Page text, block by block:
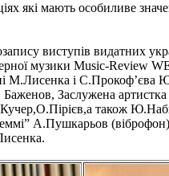
які мають особиливе
виступів видатних
музики Music-Review
М.Лисенка і С.Прокоф’єва
Заслужена
також
А.Пушкарьов